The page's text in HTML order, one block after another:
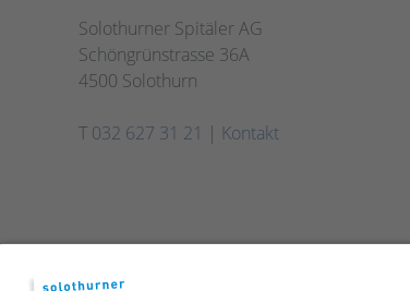
Solothurner Spitäler AG
Schöngrünstrasse 36A
4500 Solothurn
T 032 627 31 21 | Kontakt